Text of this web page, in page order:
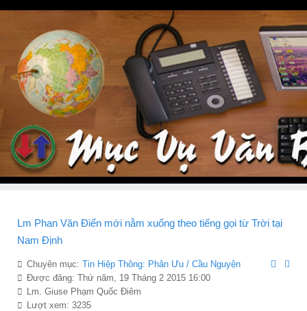
Lm Phan Văn Điển mới nằm xuống theo tiếng gọi từ Trời tại
Nam Định
Chuyên mục: Tin Hiệp Thông: Phân Ưu / Cầu Nguyện
Được đăng: Thứ năm, 19 Tháng 2 2015 16:00
Lm. Giuse Phạm Quốc Điêm
Lượt xem: 3235